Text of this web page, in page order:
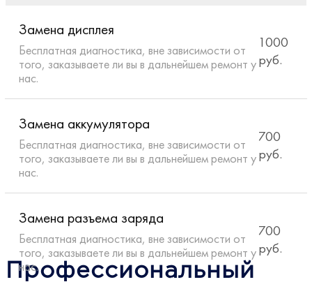
Профессиональный
нас.
Замена дисплея
Бесплатная диагностика, вне зависимости от
того, заказываете ли вы в дальнейшем ремонт у
нас.
1000
руб.
Замена аккумулятора
Бесплатная диагностика, вне зависимости от
того, заказываете ли вы в дальнейшем ремонт у
нас.
700
руб.
Замена разъема заряда
Бесплатная диагностика, вне зависимости от
того, заказываете ли вы в дальнейшем ремонт у
нас.
700
руб.